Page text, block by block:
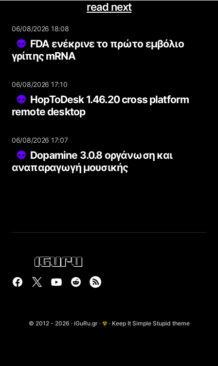
read next
06/08/2026 18:08
FDA ενέκρινε το πρώτο εμβόλιο
γρίπης mRNA
06/08/2026 17:10
HopToDesk 1.46.20 cross platform
remote desktop
06/08/2026 17:07
Dopamine 3.0.8 οργάνωση και
αναπαραγωγή μουσικής
© 2012 - 2026 · iGuRu.gr · ☢ · Keep It Simple Stupid theme